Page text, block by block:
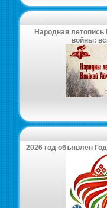
-
Народная летопись
войны:
2026 год объявлен